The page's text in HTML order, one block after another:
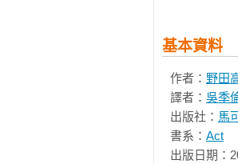
復刊版後記
野田高梧年
由奧古斯塔
洞悉其未來
身，別人能
上的意義。
話說回來，
基本資料
作者： 野田
譯者： 吳季
出版社： 馬
書系： Act
出版日期：